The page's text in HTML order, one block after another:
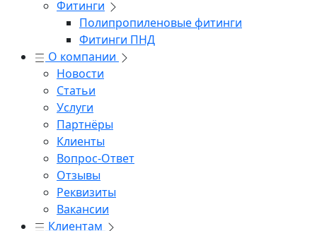
Фитинги
Полипропиленовые фитинги
Фитинги ПНД
О компании
Новости
Статьи
Услуги
Партнёры
Клиенты
Вопрос-Ответ
Отзывы
Реквизиты
Вакансии
Клиентам